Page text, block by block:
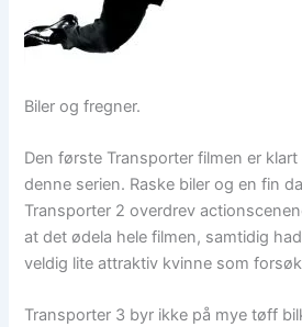
Biler og fregner.
Den første Transporter filmen er
denne serien. Raske biler og en fin
Transporter 2 overdrev
at det ødela hele filmen, samtidig
veldig lite attraktiv kvinne som
Transporter 3 byr ikke på mye tøff